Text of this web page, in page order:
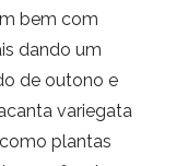
bem com
dando um
de outono e
variegata
plantas